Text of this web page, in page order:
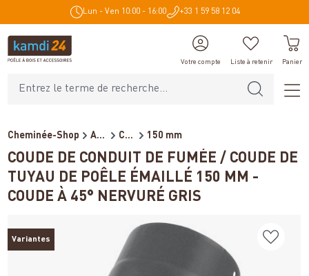
principal Lun - Ven 10:00 - 16:00 +33 1 59 58 12 04
Votre compte Liste à retenir Panier
Cheminée-Shop Accessoires de cheminée Conduits de fumée pour poêl... 150 mm
COUDE DE CONDUIT DE FUMÉE / COUDE DE
TUYAU DE POÊLE ÉMAILLÉ 150 MM -
COUDE À 45° NERVURÉ GRIS
Variantes